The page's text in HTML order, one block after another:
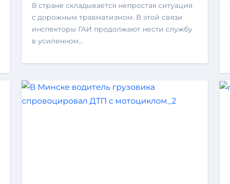
В стране складывается непростая ситуация
с дорожным травматизмом. В этой связи
инспекторы ГАИ продолжают нести службу
в усиленном…